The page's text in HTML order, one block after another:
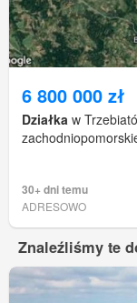
6 800 000 zł
Działka w
30+ dni temu
ADRESOWO
Znaleźliśmy te